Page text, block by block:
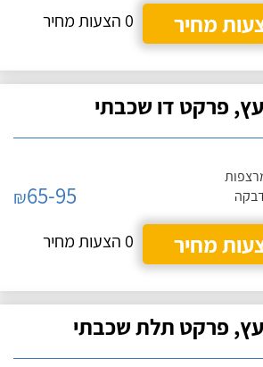
מחיר
0 הצעות מחיר
פרקט דו שכבתי
₪65-95
מחיר
0 הצעות מחיר
פרקט תלת שכבתי